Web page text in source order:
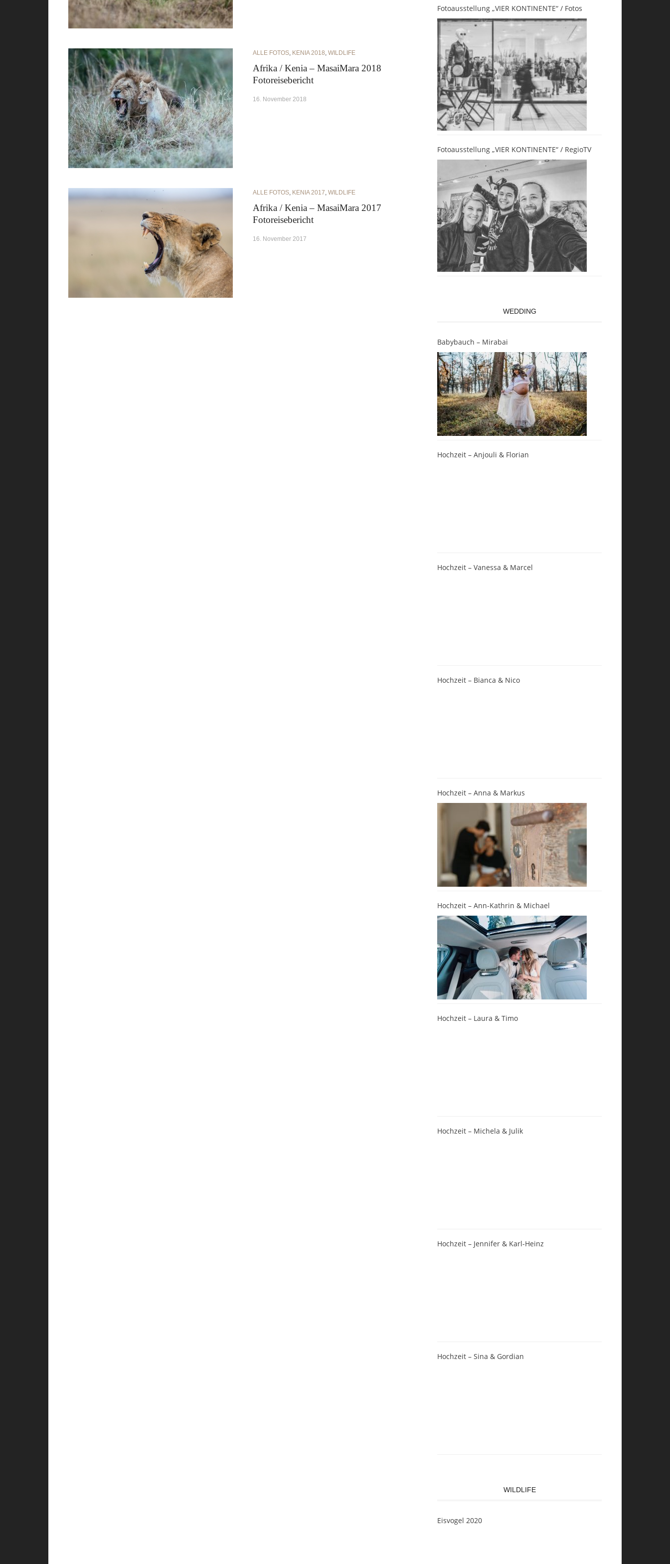
ALLE FOTOS, KENIA 2018, WILDLIFE
Afrika / Kenia – MasaiMara 2018
Fotoreisebericht
16. November 2018
ALLE FOTOS, KENIA 2017, WILDLIFE
Afrika / Kenia – MasaiMara 2017
Fotoreisebericht
16. November 2017
Fotoausstellung „VIER KONTINENTE“ / Fotos
Fotoausstellung „VIER KONTINENTE“ / RegioTV
WEDDING
Babybauch – Mirabai
Hochzeit – Anjouli & Florian
Hochzeit – Vanessa & Marcel
Hochzeit – Bianca & Nico
Hochzeit – Anna & Markus
Hochzeit – Ann-Kathrin & Michael
Hochzeit – Laura & Timo
Hochzeit – Michela & Julik
Hochzeit – Jennifer & Karl-Heinz
Hochzeit – Sina & Gordian
WILDLIFE
Eisvogel 2020